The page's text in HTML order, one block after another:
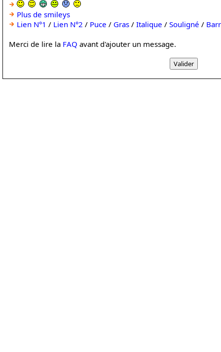
Plus de smileys
Lien N°1 / Lien N°2 / Puce / Gras / Italique / Souligné /
Merci de lire la FAQ avant d'ajouter un message.